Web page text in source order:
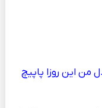
من این روزا پاپیچ